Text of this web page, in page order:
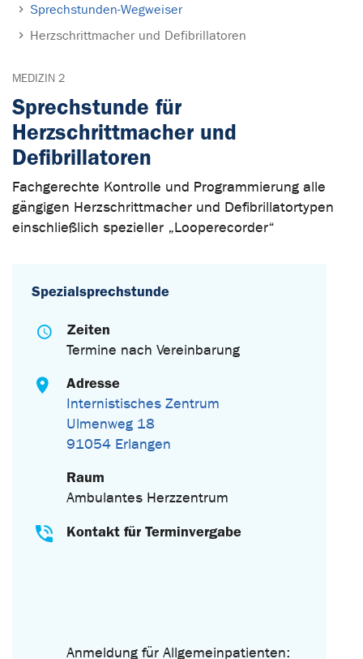
Sprechstunden-Wegweiser
Herzschrittmacher und Defibrillatoren
MEDIZIN 2
Sprechstunde für
Herzschrittmacher und
Defibrillatoren
Fachgerechte Kontrolle und Programmierung alle
gängigen Herzschrittmacher und Defibrillatortypen
einschließlich spezieller „Looperecorder“
Spezialsprechstunde
Zeiten
Termine nach Vereinbarung
Adresse
Internistisches Zentrum
Ulmenweg 18
91054 Erlangen
Raum
Ambulantes Herzzentrum
Kontakt für Terminvergabe
Anmeldung für Allgemeinpatienten: